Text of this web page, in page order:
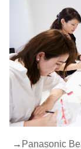
→ Panasonic